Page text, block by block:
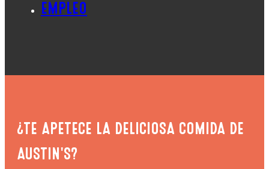
EMPLEO
¿TE APETECE LA DELICIOSA COMIDA DE
AUSTIN'S?